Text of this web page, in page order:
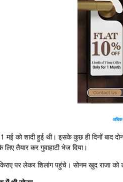
अधिक
मई को शादी हुई थी। इसके कुछ ही दिनों बाद
तैयार कर गुवाहाटी भेज दिया।
पर लेकर शिलांग पहुंचे। सोनम खुद राजा